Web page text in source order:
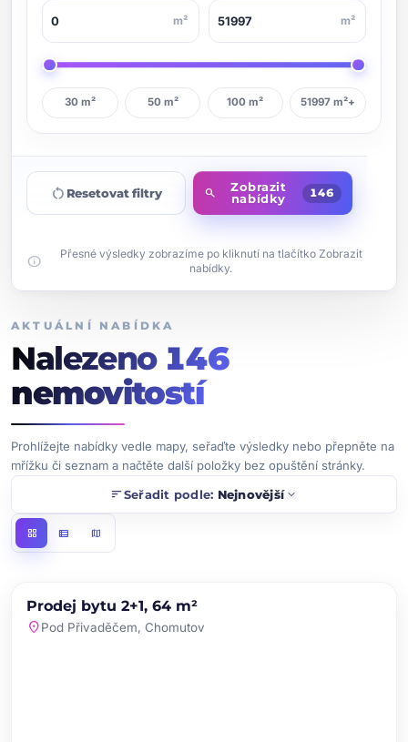
m² m²
30 m² 50 m² 100 m² 51997 m²+
restart_alt Resetovat filtry search
Zobrazit
nabídky
146
info
Přesné výsledky zobrazíme po kliknutí na tlačítko Zobrazit
nabídky.
AKTUÁLNÍ NABÍDKA
Nalezeno 146
nemovitostí
Prohlížejte nabídky vedle mapy, seřaďte výsledky nebo přepněte na
mřížku či seznam a načtěte další položky bez opuštění stránky.
sortSeřadit podle: Nejnovějšíexpand_more
grid_view view_list map
PRODEJ NOVINKA
Prodej bytu 2+1, 64 m²
location_onPod Přivaděčem, Chomutov